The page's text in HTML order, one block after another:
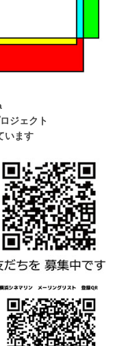
ジェクト
います